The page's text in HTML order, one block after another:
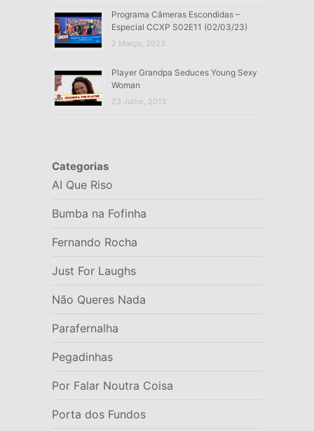
Programa Câmeras Escondidas –
Especial CCXP S02E11 (02/03/23)
2 Março, 2023
Player Grandpa Seduces Young Sexy
Woman
23 Julho, 2013
Categorias
AI Que Riso
Bumba na Fofinha
Fernando Rocha
Just For Laughs
Não Queres Nada
Parafernalha
Pegadinhas
Por Falar Noutra Coisa
Porta dos Fundos